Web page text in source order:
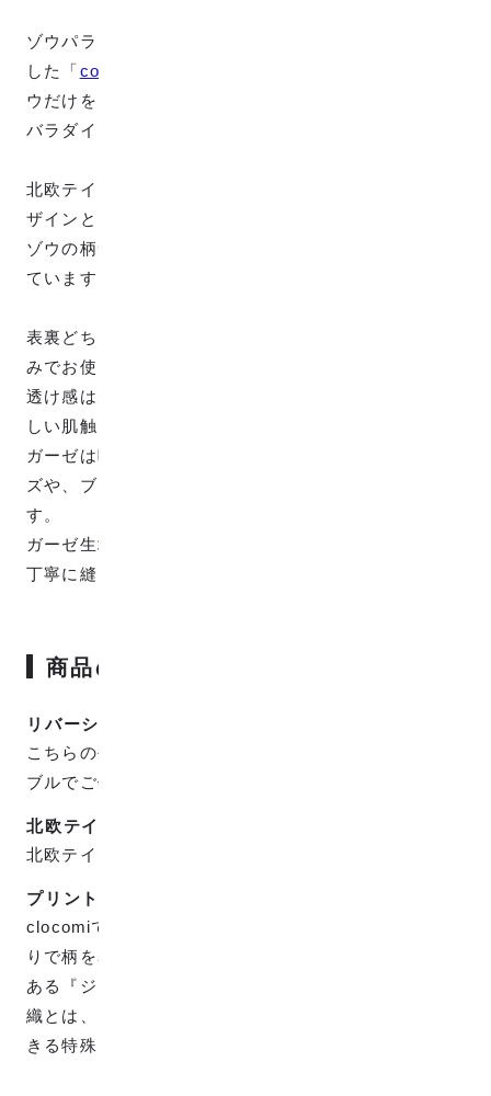
ゾウパラダイスは、動物と自然のつながりをデザイン
した「connectシリーズのゾウと水辺とリンゴ
ウだけをセレクトした生地となっており、まさに動物
バラダイスな柄です。
北欧テイストなゾウがずらっと並んだ柄でかわいいデ
ザインとなっています。
ゾウの柄サイズは、約W：3cm、H：2.5cm程度となっ
ています。
表裏どちらでも使えるリバーシブル使用なので、お好
みでお使いください。
透け感はあまりなく、コットン100%のWガーゼでやさ
しい肌触りが特徴的です。
ガーゼは吸水性がいい素材ですので汗かきの子供グッ
ズや、ブラウス、ワンピースなどお洋服にオススメで
す。
ガーゼ生地は柔らかいのでミシン掛けの際はゆっくり
丁寧に縫い進める事をオススメします。
商品の特徴
リバーシブルで使用可能
こちらの生地は表裏で色が反転しているのでリバーシ
ブルでご使用頂けます。
北欧テイスト
北欧テイストなかわいくやさしい柄です。
プリントではなく織りです。
clocomiで販売している生地は全てプリントではなく織
りで柄を表現していますが、プリントとは違った味の
ある『ジャカード織』で織られています。 ジャカード
織とは、タテの糸とヨコの糸だけで複雑な柄も表現で
きる特殊な織り方で、高級な織物です。